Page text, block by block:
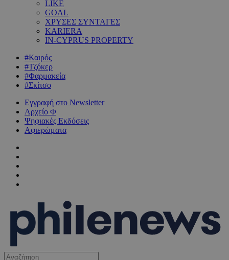
LIKE
GOAL
ΧΡΥΣΕΣ ΣΥΝΤΑΓΕΣ
KARIERA
IN-CYPRUS PROPERTY
#Καιρός
#Τζόκερ
#Φαρμακεία
#Σκίτσο
Εγγραφή στο Newsletter
Αρχείο Φ
Ψηφιακές Εκδόσεις
Αφιερώματα